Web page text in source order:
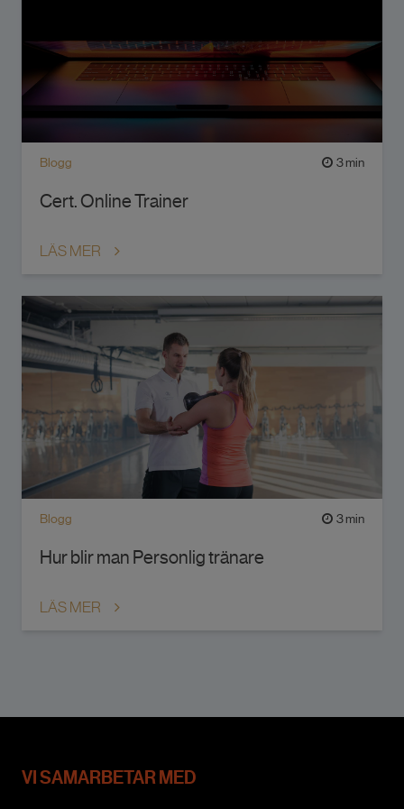
Blogg 3 min
Cert. Online Trainer
LÄS MER
Blogg 3 min
Hur blir man Personlig tränare
LÄS MER
VI SAMARBETAR MED